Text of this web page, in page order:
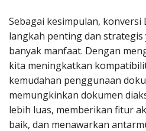
Sebagai kesimpulan, konversi
langkah penting dan strategis
banyak manfaat. Dengan
kita meningkatkan
kemudahan penggunaan
memungkinkan dokumen
lebih luas, memberikan fitur
baik, dan menawarkan